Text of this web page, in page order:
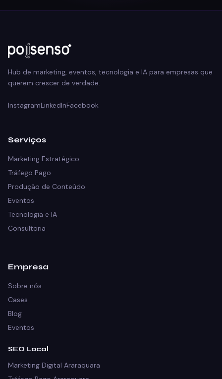
Hub de marketing, eventos, tecnologia e IA para empresas que
querem crescer de verdade.
InstagramLinkedInFacebook
Serviços
Marketing Estratégico
Tráfego Pago
Produção de Conteúdo
Eventos
Tecnologia e IA
Consultoria
Empresa
Sobre nós
Cases
Blog
Eventos
SEO Local
Marketing Digital Araraquara